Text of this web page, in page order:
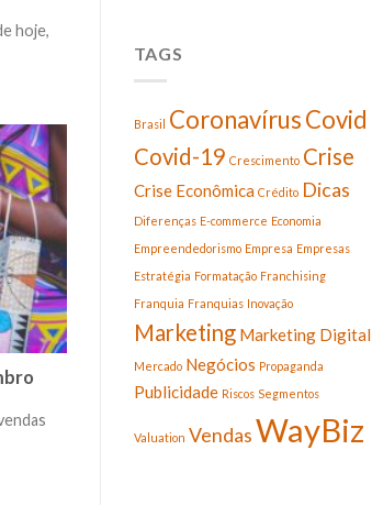
hoje,
TAGS
Brasil CoronavírusCovid
Covid-19 Crescimento Crise
Crise Econômica Crédito Dicas
Diferenças E-commerce Economia
Empreendedorismo Empresa Empresas
Estratégia Formatação Franchising
Franquia Franquias Inovação
Marketing Marketing Digital
Mercado Negócios Propaganda
Publicidade Riscos Segmentos
Valuation VendasWayBiz